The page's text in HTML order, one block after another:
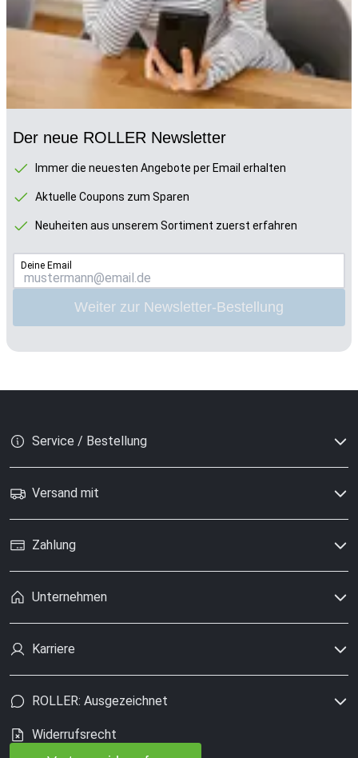
Der neue ROLLER Newsletter
Immer die neuesten Angebote per Email erhalten
Aktuelle Coupons zum Sparen
Neuheiten aus unserem Sortiment zuerst erfahren
Deine Email
Weiter zur Newsletter-Bestellung
Service / Bestellung
Versand mit
Zahlung
Unternehmen
Karriere
ROLLER: Ausgezeichnet
Widerrufsrecht